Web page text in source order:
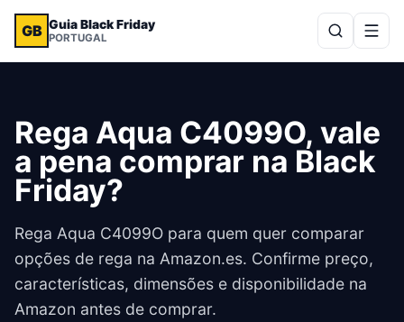
GB Guia Black Friday
PORTUGAL
Rega Aqua C4099O, vale
a pena comprar na Black
Friday?
Rega Aqua C4099O para quem quer comparar
opções de rega na Amazon.es. Confirme preço,
características, dimensões e disponibilidade na
Amazon antes de comprar.